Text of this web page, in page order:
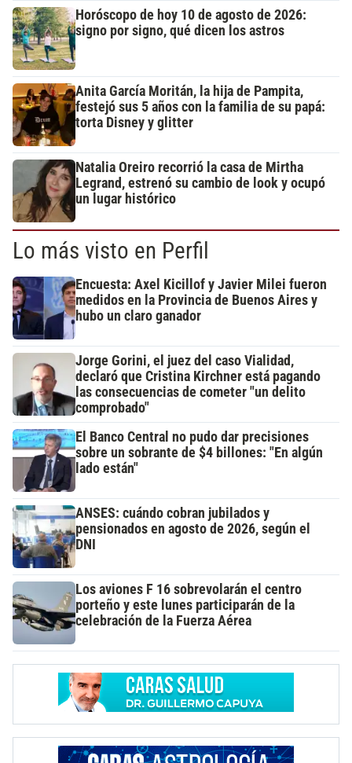
Horóscopo de hoy 10 de agosto de 2026:
signo por signo, qué dicen los astros
Anita García Moritán, la hija de Pampita,
festejó sus 5 años con la familia de su papá:
torta Disney y glitter
Natalia Oreiro recorrió la casa de Mirtha
Legrand, estrenó su cambio de look y ocupó
un lugar histórico
Lo más visto en Perfil
Encuesta: Axel Kicillof y Javier Milei fueron
medidos en la Provincia de Buenos Aires y
hubo un claro ganador
Jorge Gorini, el juez del caso Vialidad,
declaró que Cristina Kirchner está pagando
las consecuencias de cometer "un delito
comprobado"
El Banco Central no pudo dar precisiones
sobre un sobrante de $4 billones: "En algún
lado están"
ANSES: cuándo cobran jubilados y
pensionados en agosto de 2026, según el
DNI
Los aviones F 16 sobrevolarán el centro
porteño y este lunes participarán de la
celebración de la Fuerza Aérea